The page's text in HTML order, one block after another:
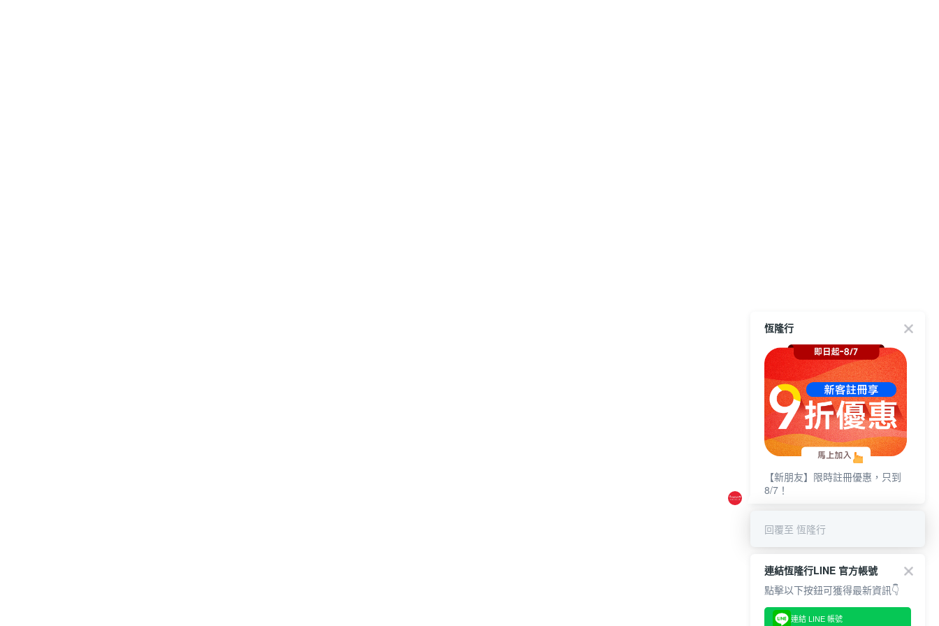
恆隆行
【新朋友】限時註冊優惠，只到
8/7！
回覆至 恆隆行
連結恆隆行LINE 官方帳號
點擊以下按鈕可獲得最新資訊👇
連結 LINE 帳號